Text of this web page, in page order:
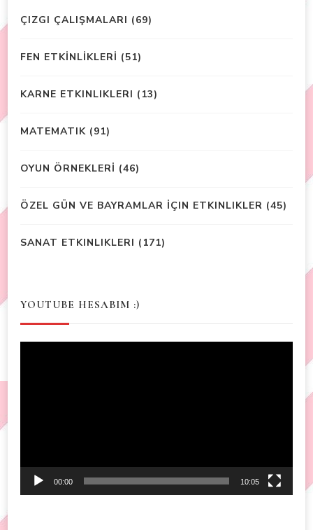
ÇIZGI ÇALIŞMALARI (69)
FEN ETKİNLİKLERİ (51)
KARNE ETKINLIKLERI (13)
MATEMATIK (91)
OYUN ÖRNEKLERİ (46)
ÖZEL GÜN VE BAYRAMLAR İÇIN ETKINLIKLER (45)
SANAT ETKINLIKLERI (171)
YOUTUBE HESABIM :)
00:00 10:05